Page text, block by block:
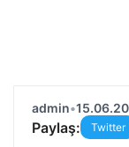
admin•
Paylaş: Twitter